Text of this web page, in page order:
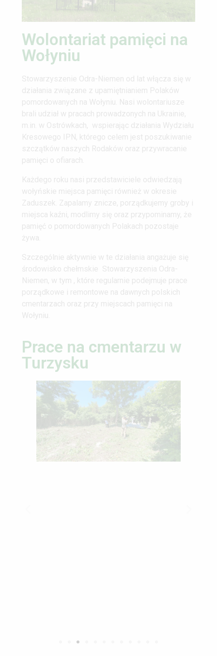
Wolontariat pamięci na
Wołyniu
Stowarzyszenie Odra-Niemen od lat włącza się w
działania związane z upamiętnianiem Polaków
pomordowanych na Wołyniu. Nasi wolontariusze
brali udział w pracach prowadzonych na Ukrainie,
m.in. w Ostrówkach, wspierając działania Wydziału
Kresowego IPN, którego celem jest poszukiwanie
szczątków naszych Rodaków oraz przywracanie
pamięci o ofiarach.
Każdego roku nasi przedstawiciele odwiedzają
wołyńskie miejsca pamięci również w okresie
Zaduszek. Zapalamy znicze, porządkujemy groby i
miejsca kaźni, modlimy się oraz przypominamy, że
pamięć o pomordowanych Polakach pozostaje
żywa.
Szczególnie aktywnie w te działania angażuje się
środowisko chełmskie Stowarzyszenia Odra-
Niemen, w tym , które regularnie podejmuje prace
porządkowe i remontowe na dawnych polskich
cmentarzach oraz przy miejscach pamięci na
Wołyniu.
Prace na cmentarzu w
Turzysku